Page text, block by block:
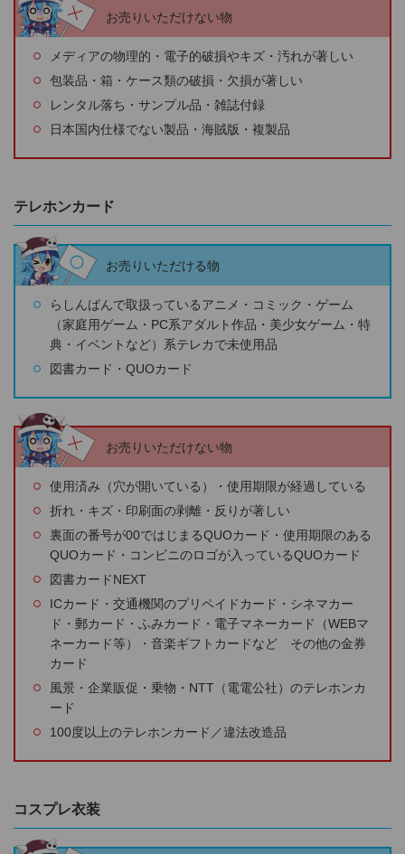
お売りいただけない物
メディアの物理的・電子的破損やキズ・汚れが著しい
包装品・箱・ケース類の破損・欠損が著しい
レンタル落ち・サンプル品・雑誌付録
日本国内仕様でない製品・海賊版・複製品
テレホンカード
お売りいただける物
らしんばんで取扱っているアニメ・コミック・ゲーム
（家庭用ゲーム・PC系アダルト作品・美少女ゲーム・特
典・イベントなど）系テレカで未使用品
図書カード・QUOカード
お売りいただけない物
使用済み（穴が開いている）・使用期限が経過している
折れ・キズ・印刷面の剥離・反りが著しい
裏面の番号が00ではじまるQUOカード・使用期限のある
QUOカード・コンビニのロゴが入っているQUOカード
図書カードNEXT
ICカード・交通機関のプリペイドカード・シネマカー
ド・郵カード・ふみカード・電子マネーカード（WEBマ
ネーカード等）・音楽ギフトカードなど その他の金券
カード
風景・企業販促・乗物・NTT（電電公社）のテレホンカ
ード
100度以上のテレホンカード／違法改造品
コスプレ衣装